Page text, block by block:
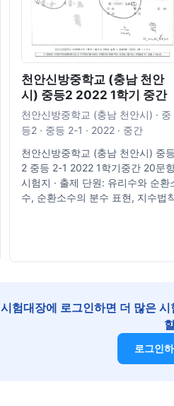
천안신방중학교 (충남 천안
시) 중등2 2022 1학기 중간
천안신방중학교 (충남 천안시) · 중
등2 · 중등 2-1 · 2022 · 중간
천안신방중학교 (충남 천안시) 중등
2 중등 2-1 2022 1학기중간 20문
시험지 · 출제 단원: 유리수와 순환
수, 순환소수의 분수 표현, 지수법
시험대장에 로그인하면 더 많은 시
로그인